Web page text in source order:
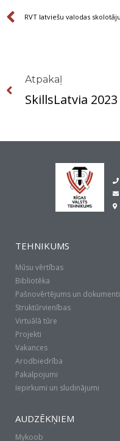
Prev
Atpakaļ
SkillsLatvia 2023
TEHNIKUMS
Mūsu vērtības
Bibliotēka
Pašnovērtējums un dokumenti
Struktūrvienības
Virtuālā tūre
Projekti
Vakances
Arodbiedrība
Pakalpojumi
Iepirkumi un sludinājumi
AUDZĒKŅIEM
Mykoob